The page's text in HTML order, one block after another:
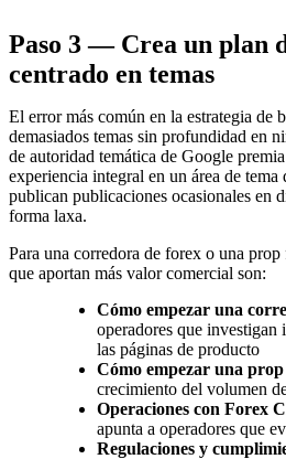
Paso 3 — Crea un plan
centrado en temas
El error más común en la estrategia de
demasiados temas sin profundidad en
de autoridad temática de Google
experiencia integral en un área de
publican publicaciones ocasionales en
forma laxa.
Para una corredora de forex o una
que aportan más valor comercial son:
Cómo empezar una
operadores que investigan
las páginas de producto
Cómo empezar una
crecimiento del volumen
Operaciones con Forex
apunta a operadores que
Regulaciones y